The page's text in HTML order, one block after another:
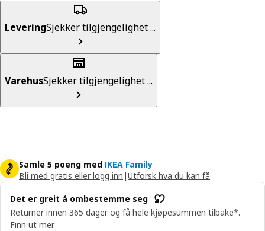
LeveringSjekker tilgjengelighet ...
VarehusSjekker tilgjengelighet ...
Samle 5 poeng med IKEA Family
Bli med gratis eller logg inn |Utforsk hva du kan få
Det er greit å ombestemme seg
Returner innen 365 dager og få hele kjøpesummen tilbake*.
Finn ut mer